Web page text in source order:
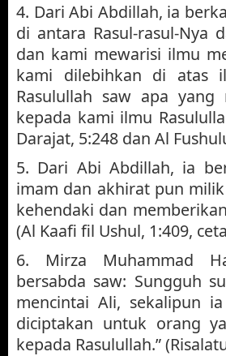
4. Dari Abi Abdillah, ia
di antara Rasul-rasul-Nya
dan kami mewarisi ilmu
kami dilebihkan di atas
Rasulullah saw apa
kepada kami ilmu
Darajat, 5:248 dan Al
5. Dari Abi Abdillah, ia
imam dan akhirat pun
kehendaki dan
(Al Kaafi fil Ushul, 1:409,
6. Mirza Muhammad
bersabda saw: Sungguh
mencintai Ali, sekalipun
diciptakan untuk orang
kepada Rasulullah.”